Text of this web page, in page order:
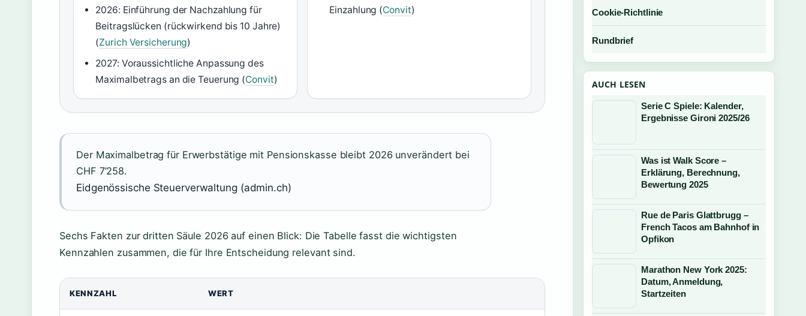
2026: Einführung der Nachzahlung für
Beitragslücken (rückwirkend bis 10 Jahre)
(Zurich Versicherung)
2027: Voraussichtliche Anpassung des
Maximalbetrags an die Teuerung (Convit)
Einzahlung (Convit)
Der Maximalbetrag für Erwerbstätige mit Pensionskasse bleibt 2026 unverändert bei
CHF 7’258.
Eidgenössische Steuerverwaltung (admin.ch)
Sechs Fakten zur dritten Säule 2026 auf einen Blick: Die Tabelle fasst die wichtigsten
Kennzahlen zusammen, die für Ihre Entscheidung relevant sind.
KENNZAHL WERT
Cookie-Richtlinie
Rundbrief
AUCH LESEN
Serie C Spiele: Kalender,
Ergebnisse Gironi 2025/26
Was ist Walk Score –
Erklärung, Berechnung,
Bewertung 2025
Rue de Paris Glattbrugg –
French Tacos am Bahnhof in
Opfikon
Marathon New York 2025:
Datum, Anmeldung,
Startzeiten